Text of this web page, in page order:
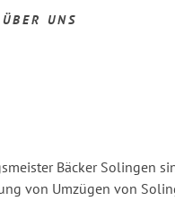
ÜBER UNS
Bäcker Solingen
von Umzügen von